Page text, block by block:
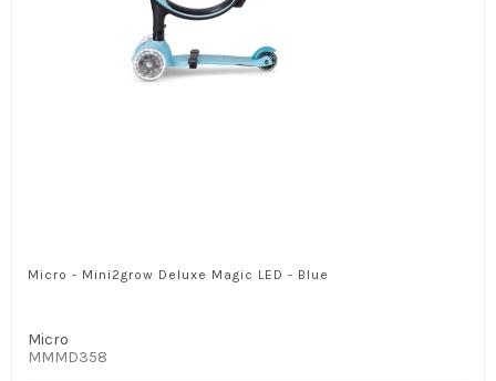
Micro - Mini2grow Deluxe Magic LED - Blue
Micro
MMMD358